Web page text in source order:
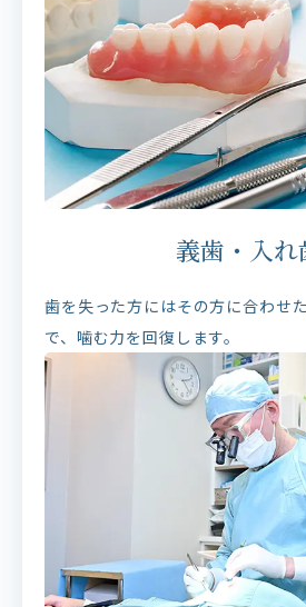
義歯・入れ
歯を失った方にはその方に合わせ
で、噛む力を回復します。